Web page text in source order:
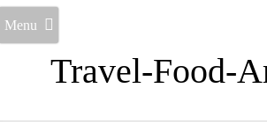
Travel-Food-
Menu